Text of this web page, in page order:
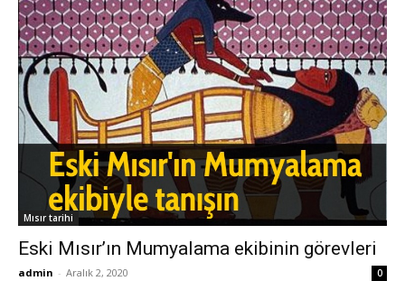
Mısır tarihi
Eski Mısır’ın Mumyalama ekibinin görevleri
admin - Aralık 2, 2020 0